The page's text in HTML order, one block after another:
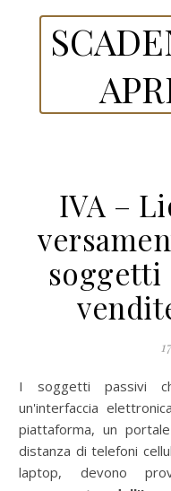
IVA –
soggetti
I soggetti passivi che facilitano, tramite l'uso di
un'interfaccia
piattaforma, un
distanza di telefoni
laptop, devono